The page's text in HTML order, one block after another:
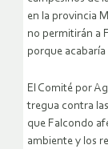
en la provincia
no permitirán a
porque acabaría
El Comité por
tregua contra
que Falcondo
ambiente y los